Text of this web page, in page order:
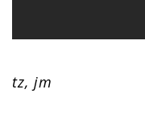
tz, jm